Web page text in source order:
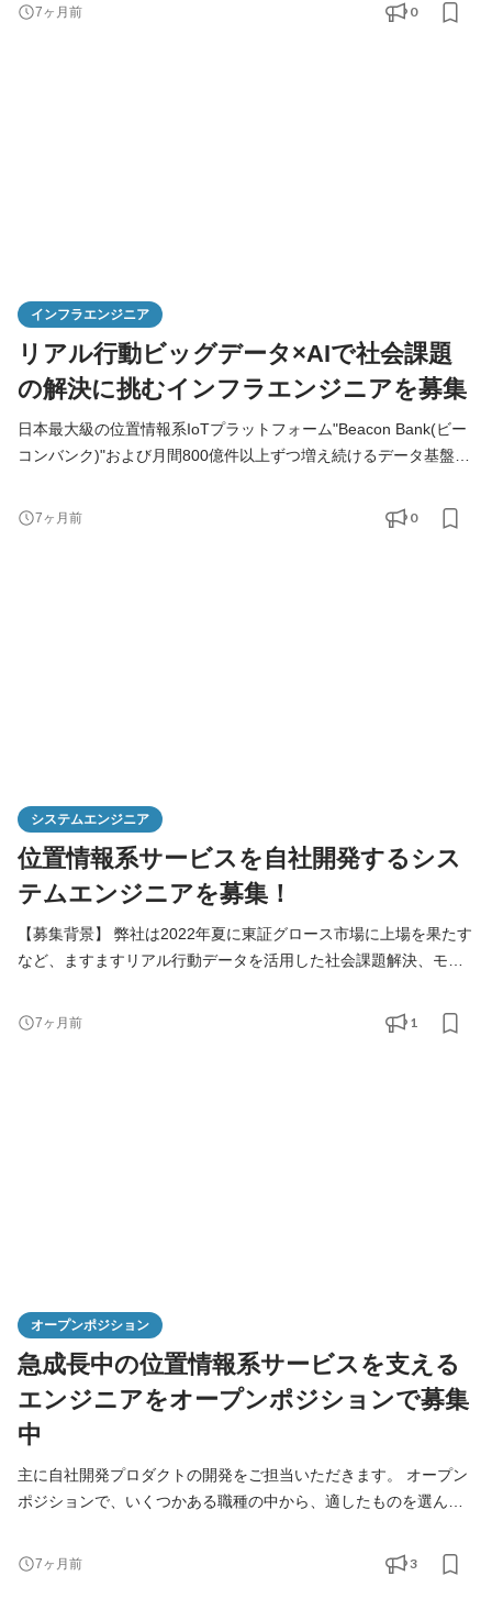
イプラインの構築によるデータの効率性、信頼性、スケーラビリ
7ヶ月前 0
インフラエンジニア
リアル行動ビッグデータ×AIで社会課題
の解決に挑むインフラエンジニアを募集
日本最大級の位置情報系IoTプラットフォーム"Beacon Bank(ビー
コンバンク)"および月間800億件以上ずつ増え続けるデータ基盤を
のため信頼性・可用性の向上、自動化、効率化などに取り組んで
いただくポジションです。 純粋なクラウドエンジニアとしての業
7ヶ月前 0
システムエンジニア
位置情報系サービスを自社開発するシス
テムエンジニアを募集！
【募集背景】 弊社は2022年夏に東証グロース市場に上場を果たす
など、ますますリアル行動データを活用した社会課題解決、モビ
います。 今回は第二創業期をこれから創っていくにあたっての事
業・組織拡大を見据えて、プロジェクトマネージャー候補（現職
7ヶ月前 1
オープンポジション
急成長中の位置情報系サービスを支える
エンジニアをオープンポジションで募集
中
主に自社開発プロダクトの開発をご担当いただきます。 オープン
ポジションで、いくつかある職種の中から、適したものを選んで
開発者 ■データエンジニア ■iOS/Androidエンジニア ■SRE
【技術スタック】 ・TypeScript、Ruby on Rails、Vue.js、React、
7ヶ月前 3